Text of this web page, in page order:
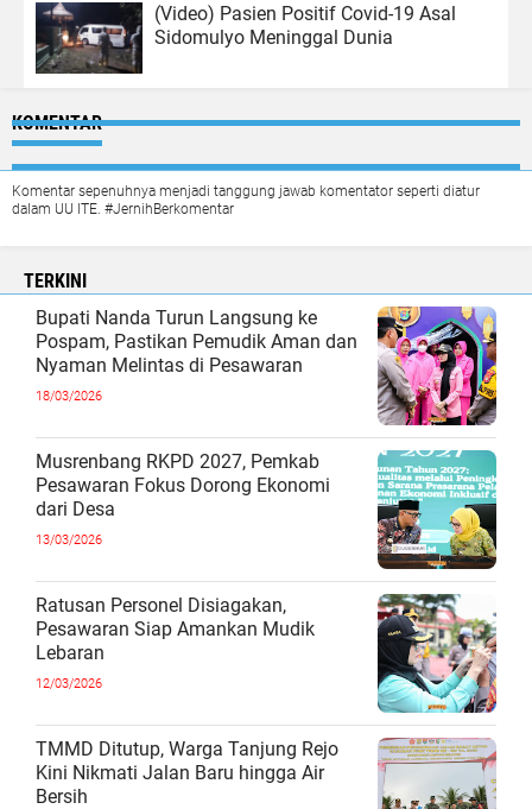
(Video) Pasien Positif Covid-19 Asal
Sidomulyo Meninggal Dunia
KOMENTAR
Komentar sepenuhnya menjadi tanggung jawab komentator seperti diatur
dalam UU ITE. #JernihBerkomentar
TERKINI
Bupati Nanda Turun Langsung ke
Pospam, Pastikan Pemudik Aman dan
Nyaman Melintas di Pesawaran
18/03/2026
Musrenbang RKPD 2027, Pemkab
Pesawaran Fokus Dorong Ekonomi
dari Desa
13/03/2026
Ratusan Personel Disiagakan,
Pesawaran Siap Amankan Mudik
Lebaran
12/03/2026
TMMD Ditutup, Warga Tanjung Rejo
Kini Nikmati Jalan Baru hingga Air
Bersih